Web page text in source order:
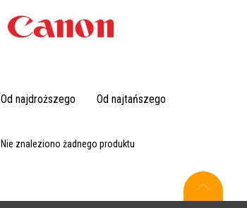
Od najdroższego Od najtańszego
Nie znaleziono żadnego produktu